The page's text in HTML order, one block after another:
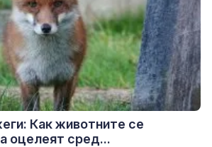
Как животните се
оцелеят сред...